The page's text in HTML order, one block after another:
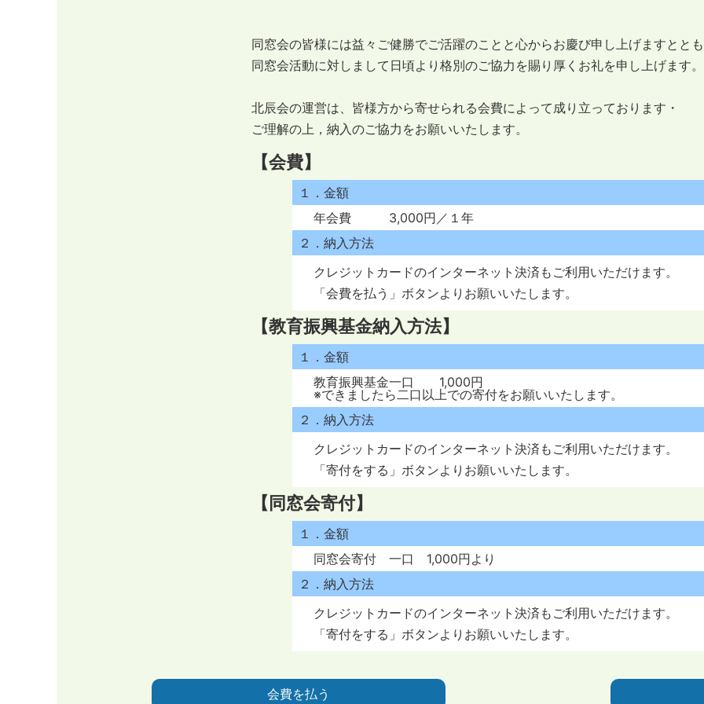
同窓会の皆様には益々ご健勝でご活躍のことと心からお慶び申し上げますとと
同窓会活動に対しまして日頃より格別のご協力を賜り厚くお礼を申し上げます。
北辰会の運営は、皆様方から寄せられる会費によって成り立っております・
ご理解の上，納入のご協力をお願いいたします。
【会費】
１．金額
年会費 3,000円／１年
２．納入方法
クレジットカードのインターネット決済もご利用いただけます。
「会費を払う」ボタンよりお願いいたします。
【教育振興基金納入方法】
１．金額
教育振興基金一口 1,000円
※できましたら二口以上での寄付をお願いいたします。
２．納入方法
クレジットカードのインターネット決済もご利用いただけます。
「寄付をする」ボタンよりお願いいたします。
【同窓会寄付】
１．金額
同窓会寄付 一口 1,000円より
２．納入方法
クレジットカードのインターネット決済もご利用いただけます。
「寄付をする」ボタンよりお願いいたします。
会費を払う